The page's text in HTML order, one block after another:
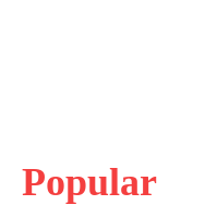
Popular